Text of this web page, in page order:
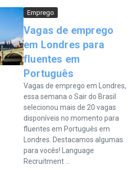
Emprego
Vagas de emprego
em Londres para
fluentes em
Português
Vagas de emprego em Londres,
essa semana o Sair do Brasil
selecionou mais de 20 vagas
disponíveis no momento para
fluentes em Português em
Londres. Destacamos algumas
para vocês! Language
Recruitment ...